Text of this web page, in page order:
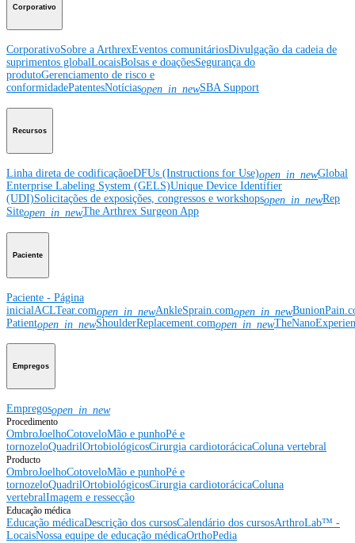
Corporativo
CorporativoSobre a ArthrexEventos comunitáriosDivulgação da cadeia de
suprimentos globalLocaisBolsas e doaçõesSegurança do
produtoGerenciamento de risco e
conformidadePatentesNotíciasopen_in_newSBA Support
Recursos
Linha direta de codificaçãoeDFUs (Instructions for Use)open_in_newGlobal
Enterprise Labeling System (GELS)Unique Device Identifier
(UDI)Solicitações de exposições, congressos e workshopsopen_in_newRep
Siteopen_in_newThe Arthrex Surgeon App
Paciente
Paciente - Página
inicial ACLTear.comopen_in_newAnkleSprain.comopen_in_new
Patientopen_in_newShoulderReplacement.comopen_in_new
Empregos
Empregosopen_in_new
Procedimento
OmbroJoelhoCotoveloMão e punhoPé e
tornozeloQuadrilOrtobiológicosCirurgia cardiotorácicaColuna vertebral
Producto
OmbroJoelhoCotoveloMão e punhoPé e
tornozeloQuadrilOrtobiológicosCirurgia cardiotorácicaColuna
vertebralImagem e ressecção
Educação médica
Educação médicaDescrição dos cursosCalendário dos cursosArthroLab™ -
LocaisNossa equipe de educação médicaOrthoPedia